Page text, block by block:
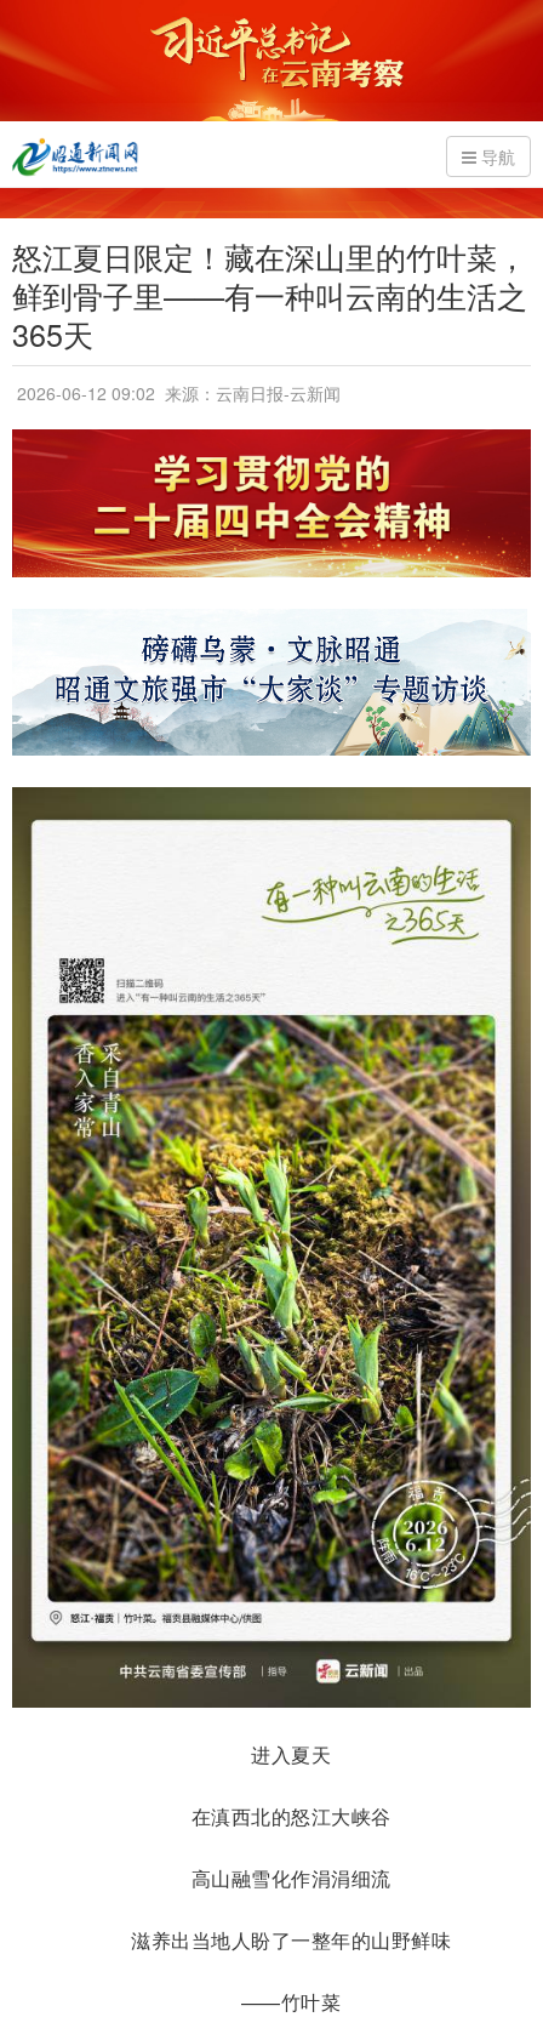
导航
怒江夏日限定！藏在深山里的竹叶菜，
鲜到骨子里——有一种叫云南的生活之
365天
2026-06-12 09:02 来源：云南日报-云新闻
进入夏天
在滇西北的怒江大峡谷
高山融雪化作涓涓细流
滋养出当地人盼了一整年的山野鲜味
——竹叶菜